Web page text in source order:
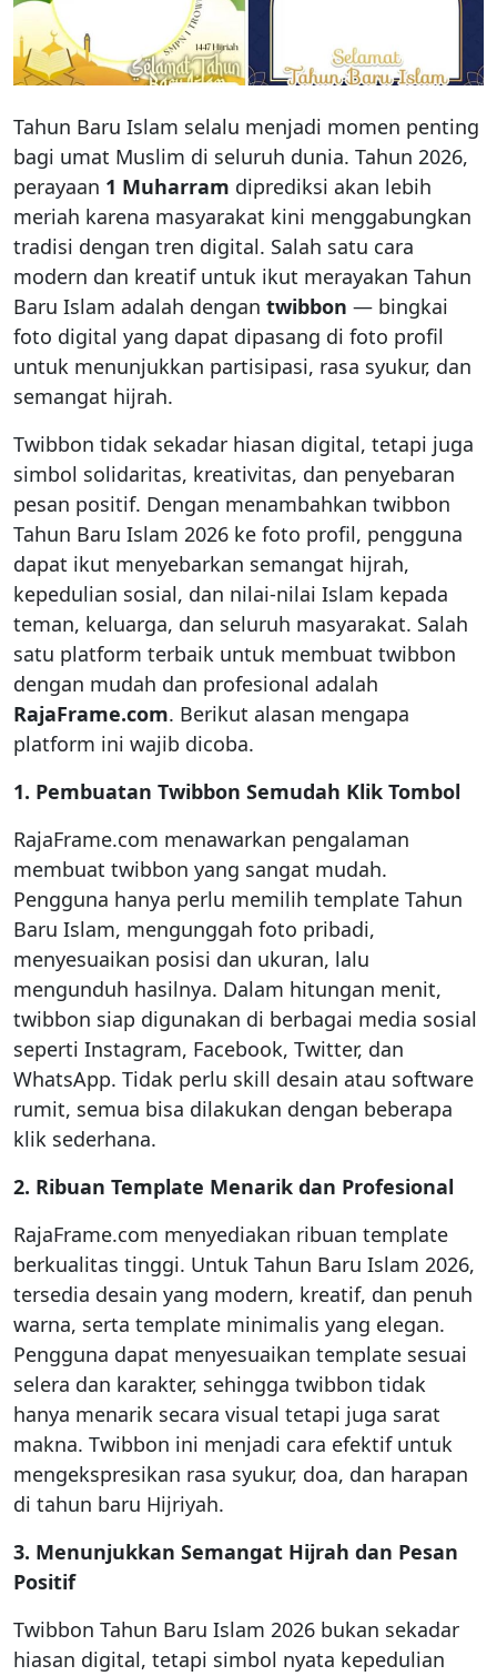
Tahun Baru Islam selalu menjadi momen penting
bagi umat Muslim di seluruh dunia. Tahun 2026,
perayaan 1 Muharram diprediksi akan lebih
meriah karena masyarakat kini menggabungkan
tradisi dengan tren digital. Salah satu cara
modern dan kreatif untuk ikut merayakan Tahun
Baru Islam adalah dengan twibbon — bingkai
foto digital yang dapat dipasang di foto profil
untuk menunjukkan partisipasi, rasa syukur, dan
semangat hijrah.
Twibbon tidak sekadar hiasan digital, tetapi juga
simbol solidaritas, kreativitas, dan penyebaran
pesan positif. Dengan menambahkan twibbon
Tahun Baru Islam 2026 ke foto profil, pengguna
dapat ikut menyebarkan semangat hijrah,
kepedulian sosial, dan nilai-nilai Islam kepada
teman, keluarga, dan seluruh masyarakat. Salah
satu platform terbaik untuk membuat twibbon
dengan mudah dan profesional adalah
RajaFrame.com. Berikut alasan mengapa
platform ini wajib dicoba.
1. Pembuatan Twibbon Semudah Klik Tombol
RajaFrame.com menawarkan pengalaman
membuat twibbon yang sangat mudah.
Pengguna hanya perlu memilih template Tahun
Baru Islam, mengunggah foto pribadi,
menyesuaikan posisi dan ukuran, lalu
mengunduh hasilnya. Dalam hitungan menit,
twibbon siap digunakan di berbagai media sosial
seperti Instagram, Facebook, Twitter, dan
WhatsApp. Tidak perlu skill desain atau software
rumit, semua bisa dilakukan dengan beberapa
klik sederhana.
2. Ribuan Template Menarik dan Profesional
RajaFrame.com menyediakan ribuan template
berkualitas tinggi. Untuk Tahun Baru Islam 2026,
tersedia desain yang modern, kreatif, dan penuh
warna, serta template minimalis yang elegan.
Pengguna dapat menyesuaikan template sesuai
selera dan karakter, sehingga twibbon tidak
hanya menarik secara visual tetapi juga sarat
makna. Twibbon ini menjadi cara efektif untuk
mengekspresikan rasa syukur, doa, dan harapan
di tahun baru Hijriyah.
3. Menunjukkan Semangat Hijrah dan Pesan
Positif
Twibbon Tahun Baru Islam 2026 bukan sekadar
hiasan digital, tetapi simbol nyata kepedulian